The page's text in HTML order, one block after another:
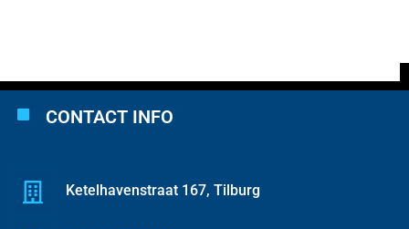
CONTACT INFO
Ketelhavenstraat 167, Tilburg